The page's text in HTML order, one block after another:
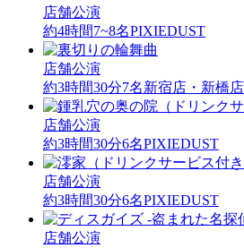
店舗公演
約4時間7~8名PIXIEDUST
店舗公演
約3時間30分7名新宿店・新橋店
店舗公演
約3時間30分6名PIXIEDUST
店舗公演
約3時間30分6名PIXIEDUST
店舗公演